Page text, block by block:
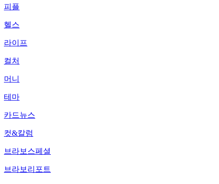
피플
헬스
라이프
컬처
머니
테마
카드뉴스
컷&칼럼
브라보스페셜
브라보리포트